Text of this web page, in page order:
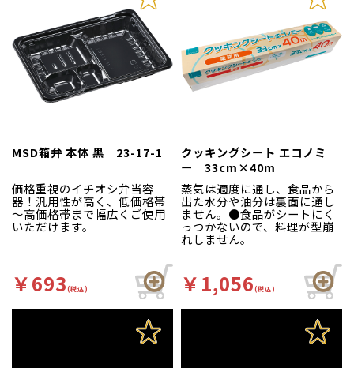
MSD箱弁 本体 黒 23-17-1
価格重視のイチオシ弁当容
器！汎用性が高く、低価格帯
～高価格帯まで幅広くご使用
いただけます。
￥693(税込)
クッキングシート エコノミ
ー 33cm×40m
蒸気は適度に通し、食品から
出た水分や油分は裏面に通し
ません。●食品がシートにく
っつかないので、料理が型崩
れしません。
￥1,056(税込)